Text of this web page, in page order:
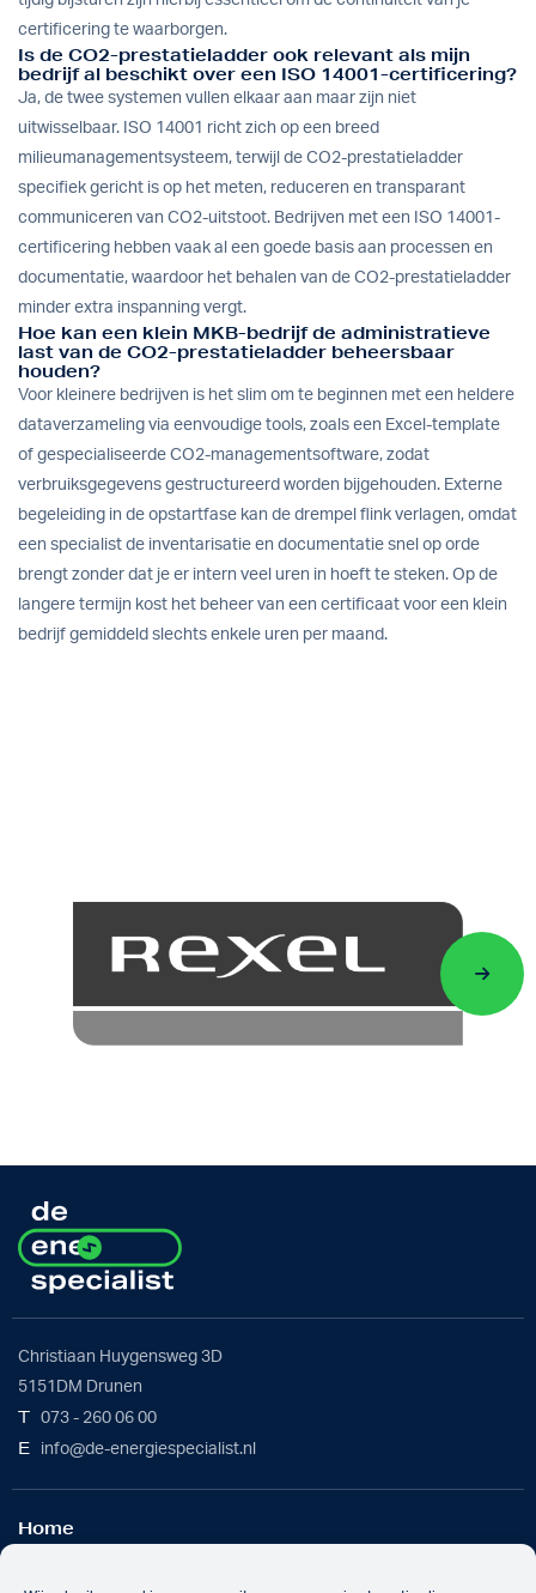
certificering te waarborgen.
Is de CO2-prestatieladder ook relevant als mijn
bedrijf al beschikt over een ISO 14001-certificering?
Ja, de twee systemen vullen elkaar aan maar zijn niet
uitwisselbaar. ISO 14001 richt zich op een breed
milieumanagementsysteem, terwijl de CO2-prestatieladder
specifiek gericht is op het meten, reduceren en transparant
communiceren van CO2-uitstoot. Bedrijven met een ISO 14001-
certificering hebben vaak al een goede basis aan processen en
documentatie, waardoor het behalen van de CO2-prestatieladder
minder extra inspanning vergt.
Hoe kan een klein MKB-bedrijf de administratieve
last van de CO2-prestatieladder beheersbaar
houden?
Voor kleinere bedrijven is het slim om te beginnen met een heldere
dataverzameling via eenvoudige tools, zoals een Excel-template
of gespecialiseerde CO2-managementsoftware, zodat
verbruiksgegevens gestructureerd worden bijgehouden. Externe
begeleiding in de opstartfase kan de drempel flink verlagen, omdat
een specialist de inventarisatie en documentatie snel op orde
brengt zonder dat je er intern veel uren in hoeft te steken. Op de
langere termijn kost het beheer van een certificaat voor een klein
bedrijf gemiddeld slechts enkele uren per maand.
Christiaan Huygensweg 3D
5151DM Drunen
T 073 - 260 06 00
E info@de-energiespecialist.nl
Home